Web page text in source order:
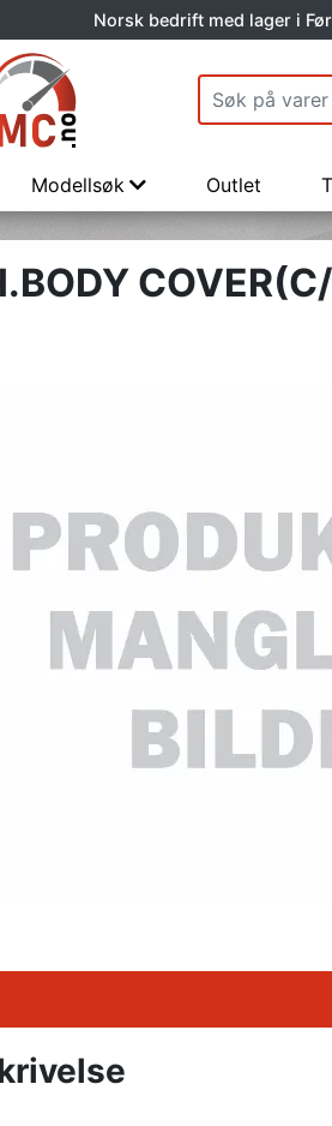
Norsk bedrift med lager i
Modellsøk Outlet